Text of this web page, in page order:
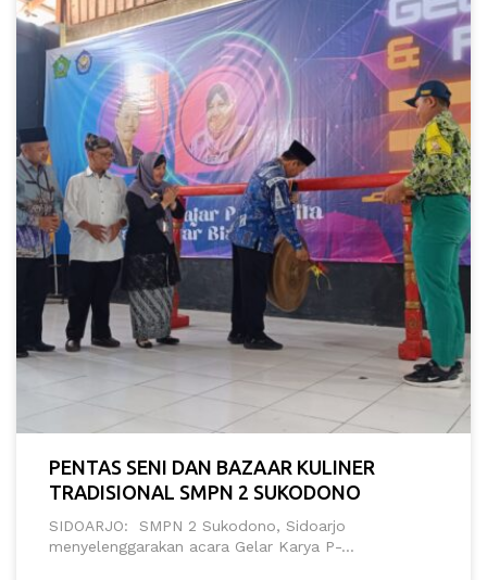
PENTAS SENI DAN BAZAAR KULINER
TRADISIONAL SMPN 2 SUKODONO
SIDOARJO: SMPN 2 Sukodono, Sidoarjo
menyelenggarakan acara Gelar Karya P-...